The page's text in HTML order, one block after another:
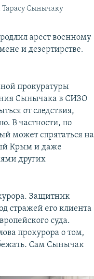
Тарасу Сынычаку
арест военному
и дезертирстве.
прокуратуры
Сынычака в СИЗО
от следствия,
В частности, по
может спрятаться на
Крым и даже
других
Защитник
стражей его клиента
суда.
прокурора о том,
Сам Сынычак